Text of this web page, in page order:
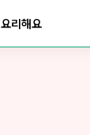
요리해요